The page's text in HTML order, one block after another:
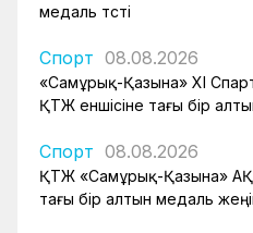
медаль түсті
Спорт 08.08.2026
«Самұрық-Қазына» XI
ҚТЖ еншісіне тағы бір
Спорт 08.08.2026
ҚТЖ «Самұрық-Қазына» АҚ
тағы бір алтын медаль